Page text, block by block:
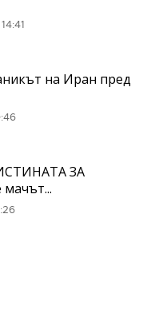
на Иран пред
ЗА